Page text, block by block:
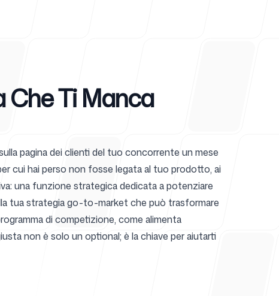
Che Ti Manca
pagina dei clienti del tuo concorrente un mese
cui hai perso non fosse legata al tuo prodotto, ai
una funzione strategica dedicata a potenziare
tua strategia go-to-market che può trasformare
di competizione, come alimenta
non è solo un optional; è la chiave per aiutarti